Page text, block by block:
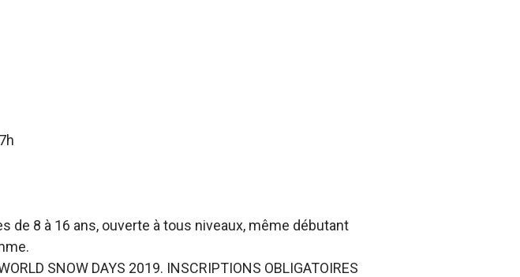
de 8 à 16 ans, ouverte à tous niveaux, même débutant
SNOW DAYS 2019. INSCRIPTIONS OBLIGATOIRES